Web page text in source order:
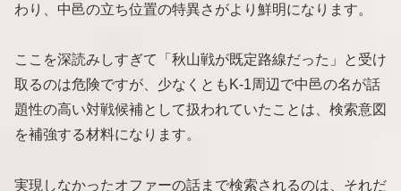
わり、中邑の立ち位置の特異さがより鮮明になります。
ここを深読みしすぎて「秋山戦が既定路線だった」と受け
取るのは危険ですが、少なくともK-1周辺で中邑の名が話
題性の高い対戦候補として扱われていたことは、検索意図
を補強する材料になります。
実現しなかったオファーの話まで検索されるのは、それだ